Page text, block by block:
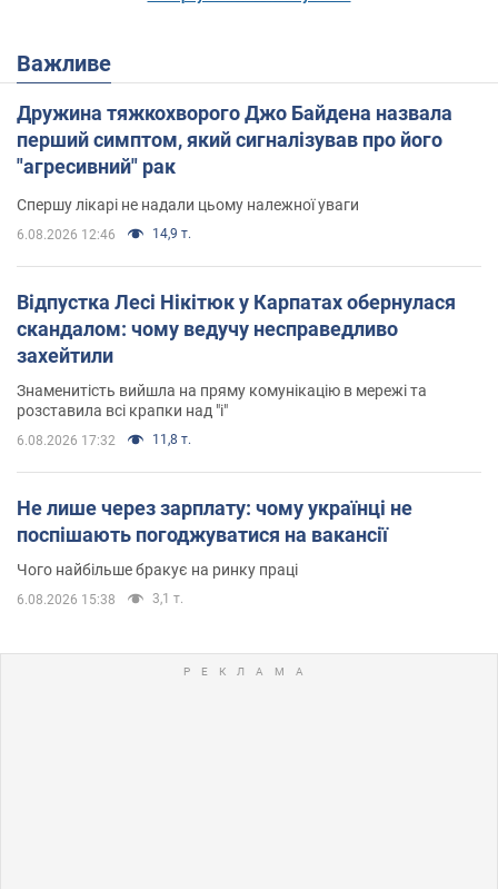
Важливе
Дружина тяжкохворого Джо Байдена назвала
перший симптом, який сигналізував про його
"агресивний" рак
Спершу лікарі не надали цьому належної уваги
6.08.2026 12:46 14,9 т.
Відпустка Лесі Нікітюк у Карпатах обернулася
скандалом: чому ведучу несправедливо
захейтили
Знаменитість вийшла на пряму комунікацію в мережі та
розставила всі крапки над "і"
6.08.2026 17:32 11,8 т.
Не лише через зарплату: чому українці не
поспішають погоджуватися на вакансії
Чого найбільше бракує на ринку праці
6.08.2026 15:38 3,1 т.